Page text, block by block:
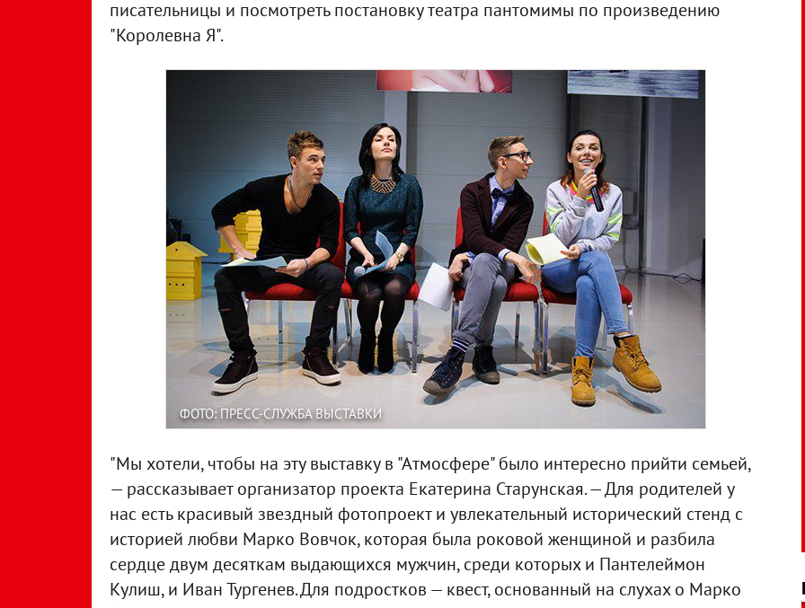
писательницы и посмотреть постановку театра пантомимы по произведению
"Королевна Я".
ФОТО: ПРЕСС-СЛУЖБА ВЫСТАВКИ
"Мы хотели, чтобы на эту выставку в "Атмосфере" было интересно прийти семьей,
— рассказывает организатор проекта Екатерина Старунская. — Для родителей у
нас есть красивый звездный фотопроект и увлекательный исторический стенд с
историей любви Марко Вовчок, которая была роковой женщиной и разбила
сердце двум десяткам выдающихся мужчин, среди которых и Пантелеймон
Кулиш, и Иван Тургенев. Для подростков — квест, основанный на слухах о Марко